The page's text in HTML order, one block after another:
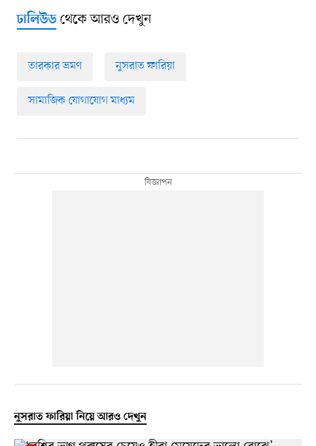
ঢালিউডথেকে আরও দেখুন
তারকার ভ্রমণ নুসরাত ফারিয়া
সামাজিক যোগাযোগ মাধ্যম
নুসরাত ফারিয়া নিয়ে আরও দেখুন